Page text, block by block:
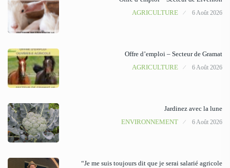
AGRICULTURE
6 Août 2026
Offre d’emploi – Secteur de Gramat
AGRICULTURE
6 Août 2026
Jardinez avec la lune
ENVIRONNEMENT
6 Août 2026
“Je me suis toujours dit que je serai salarié agricole